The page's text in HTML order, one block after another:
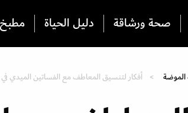
صحة ورشاقة دليل الحياة مطبخ
الموضة أفكار لتنسيق المعاطف مع الفساتين الميدي